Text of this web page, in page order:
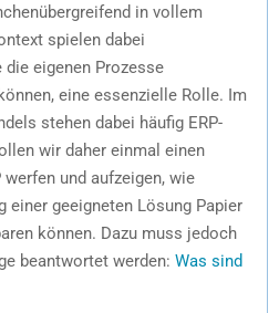
in vollem
spielen dabei
eigenen Prozesse
eine essenzielle Rolle. Im
stehen dabei häufig ERP-
wir daher einmal einen
und aufzeigen, wie
einer geeigneten Lösung Papier
können. Dazu muss jedoch
beantwortet werden: Was sind